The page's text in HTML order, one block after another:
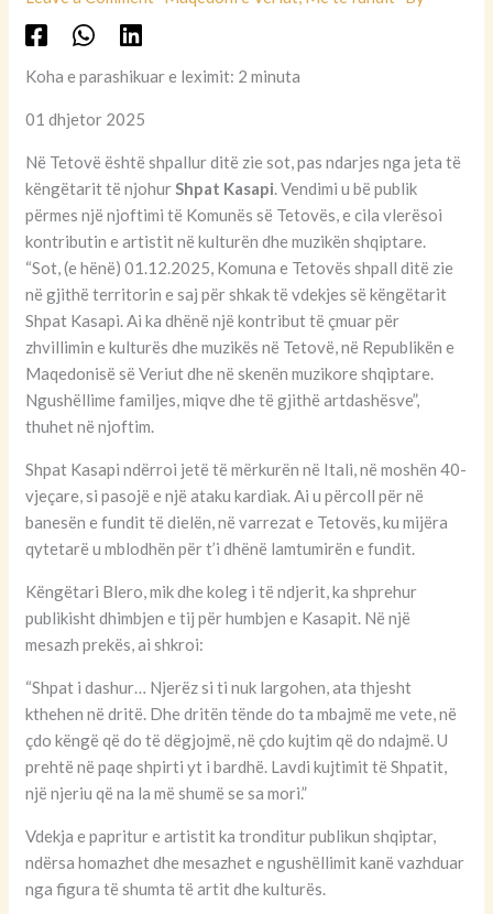
Koha e parashikuar e leximit: 2 minuta
01 dhjetor 2025
Në Tetovë është shpallur ditë zie sot, pas ndarjes nga jeta të
këngëtarit të njohurShpat Kasapi. Vendimi u bë publik
përmes një njoftimi të Komunës së Tetovës, e cila vlerësoi
kontributin e artistit në kulturën dhe muzikën shqiptare.
“Sot, (e hënë) 01.12.2025, Komuna e Tetovës shpall ditë zie
në gjithë territorin e saj për shkak të vdekjes së këngëtarit
Shpat Kasapi. Ai ka dhënë një kontribut të çmuar për
zhvillimin e kulturës dhe muzikës në Tetovë, në Republikën e
Maqedonisë së Veriut dhe në skenën muzikore shqiptare.
Ngushëllime familjes, miqve dhe të gjithë artdashësve”,
thuhet në njoftim.
Shpat Kasapi ndërroi jetë të mërkurën në Itali, në moshën 40-
vjeçare, si pasojë e një ataku kardiak. Ai u përcoll për në
banesën e fundit të dielën, në varrezat e Tetovës, ku mijëra
qytetarë u mblodhën për t’i dhënë lamtumirën e fundit.
Këngëtari Blero, mik dhe koleg i të ndjerit, ka shprehur
publikisht dhimbjen e tij për humbjen e Kasapit. Në një
mesazh prekës, ai shkroi:
“Shpat i dashur… Njerëz si ti nuk largohen, ata thjesht
kthehen në dritë. Dhe dritën tënde do ta mbajmë me vete, në
çdo këngë që do të dëgjojmë, në çdo kujtim që do ndajmë. U
prehtë në paqe shpirti yt i bardhë. Lavdi kujtimit të Shpatit,
një njeriu që na la më shumë se sa mori.”
Vdekja e papritur e artistit ka tronditur publikun shqiptar,
ndërsa homazhet dhe mesazhet e ngushëllimit kanë vazhduar
nga figura të shumta të artit dhe kulturës.